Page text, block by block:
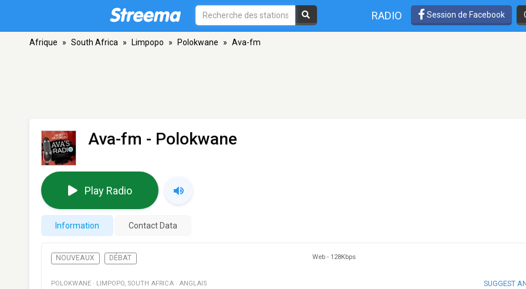
RADIO Session de Facebook
Afrique » South Africa » Limpopo » Polokwane » Ava-fm
Ava-fm - Polokwane
Play Radio
Information Contact Data
NOUVEAUX DÉBAT Web - 128Kbps
POLOKWANE · LIMPOPO, SOUTH AFRICA · ANGLAIS SUGGEST